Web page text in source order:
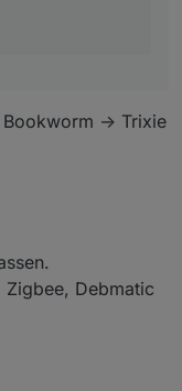
-> Trixie
Zigbee, Debmatic